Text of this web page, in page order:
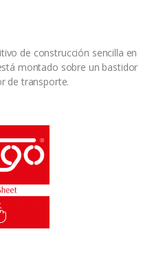
de construcción sencilla en
montado sobre un bastidor
de transporte.